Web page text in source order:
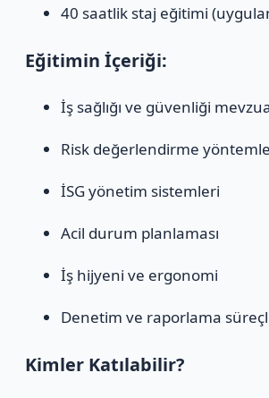
40 saatlik staj eğitimi
Eğitimin İçeriği:
İş sağlığı ve güvenliği
Risk değerlendirme
İSG yönetim sistemleri
Acil durum planlaması
İş hijyeni ve ergonomi
Denetim ve raporlama
Kimler Katılabilir?